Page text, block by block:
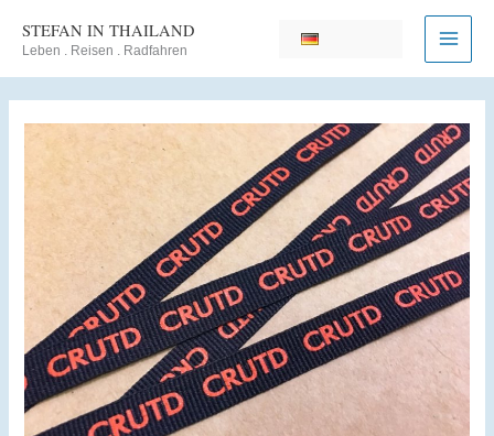
Inhalt
STEFAN IN THAILAND
Leben . Reisen . Radfahren